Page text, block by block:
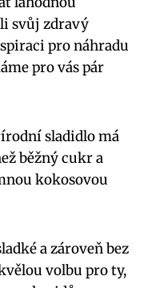
svůj zdravý
pro náhradu
pro vás pár
sladidlo​ má
běžný cukr a
kokosovou
⁢a zároveň ‍bez
⁤volbu ‌pro ‌ty,